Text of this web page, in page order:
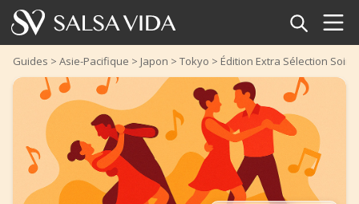
Accueil
Événements
Actualités
Articles
Guides > Asie-Pacifique > Japon > Tokyo > Édition Extra Sélection